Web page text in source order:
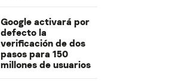
Google activará por
defecto la
verificación de dos
pasos para 150
millones de usuarios